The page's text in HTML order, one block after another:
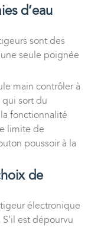
d’eau
sont des
seule poignée
main contrôler à
sort du
fonctionnalité
limite de
poussoir à la
de
électronique
est dépourvu